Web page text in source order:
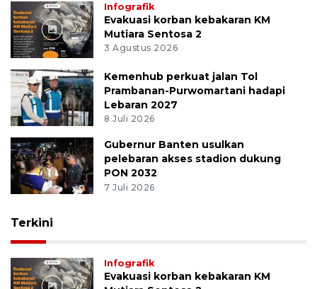
Infografik
Evakuasi korban kebakaran KM
Mutiara Sentosa 2
3 Agustus 2026
Kemenhub perkuat jalan Tol
Prambanan-Purwomartani hadapi
Lebaran 2027
8 Juli 2026
Gubernur Banten usulkan
pelebaran akses stadion dukung
PON 2032
7 Juli 2026
Terkini
Infografik
Evakuasi korban kebakaran KM